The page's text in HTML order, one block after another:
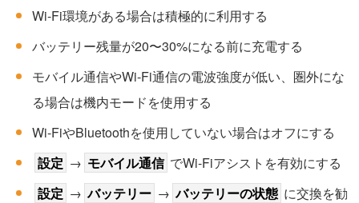
Wi-Fi環境がある場合は積極的に利用する
バッテリー残量が20〜30%になる前に充電する
モバイル通信やWi-Fi通信の電波強度が低い、圏外にな
る場合は機内モードを使用する
Wi-FiやBluetoothを使用していない場合はオフにする
設定 → モバイル通信 でWi-Fiアシストを有効にする
設定 → バッテリー → バッテリーの状態 に交換を勧